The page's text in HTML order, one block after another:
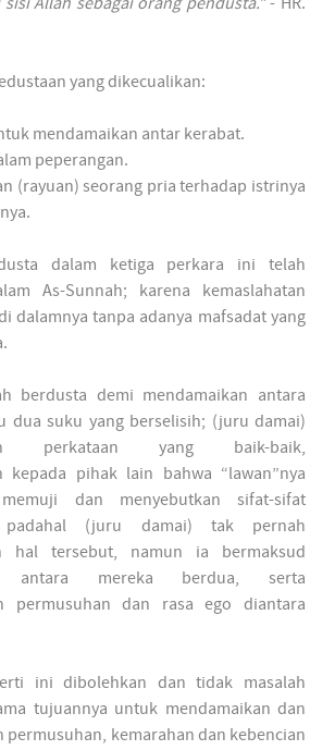
yang dikecualikan:
mendamaikan antar kerabat.
peperangan.
(rayuan) seorang pria terhadap istrinya
dalam ketiga perkara ini telah
As-Sunnah; karena kemaslahatan
dalamnya tanpa adanya mafsadat yang
berdusta demi mendamaikan antara
dua suku yang berselisih; (juru damai)
perkataan yang baik-baik,
kepada pihak lain bahwa “lawan”nya
memuji dan menyebutkan sifat-sifat
padahal (juru damai) tak pernah
hal tersebut, namun ia bermaksud
antara mereka berdua, serta
permusuhan dan rasa ego diantara
ini dibolehkan dan tidak masalah
tujuannya untuk mendamaikan dan
permusuhan, kemarahan dan kebencian